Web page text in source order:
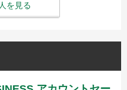
を見る